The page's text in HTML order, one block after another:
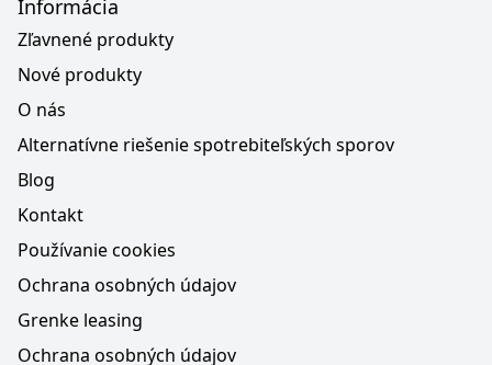
Informácia
Zľavnené produkty
Nové produkty
O nás
Alternatívne riešenie spotrebiteľských sporov
Blog
Kontakt
Používanie cookies
Ochrana osobných údajov
Grenke leasing
Ochrana osobných údajov